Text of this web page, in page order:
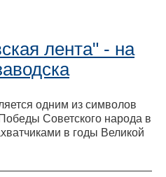
лента" - на
одним из символов
Советского народа в
в годы Великой